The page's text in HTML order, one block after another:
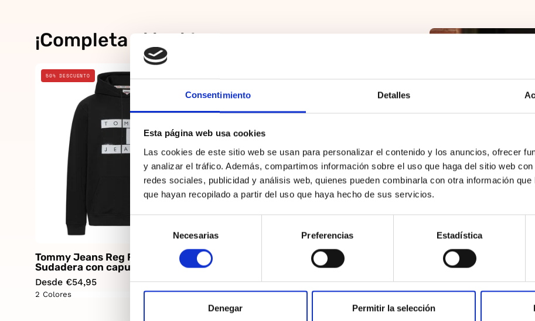
Consentimiento Detalles
Esta página web usa cookies
Las cookies de este sitio web se usan para personalizar el contenido y los anuncios, ofrecer
y analizar el tráfico. Además, compartimos información sobre el uso que haga del sitio web
redes sociales, publicidad y análisis web, quienes pueden combinarla con otra información
que hayan recopilado a partir del uso que haya hecho de sus servicios.
consentimiento
Necesarias Preferencias Estadística
Denegar Permitir la selección
¡Completa el look!
Negro
50% DESCUENTO
Tommy Jeans Reg Flag Spray
Sudadera con capucha Hombre
Desde €54,95
2 Colores
Tommy Jeans Essential Logo
Desde €95,92
2 Colores